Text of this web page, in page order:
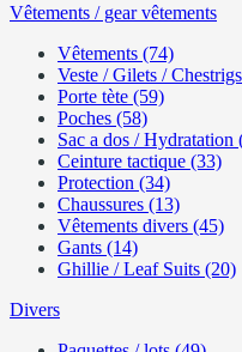
Vêtements / gear vêtements
Vêtements (74)
Veste / Gilets /
Porte tète (59)
Poches (58)
Sac a dos / Hydratation
Ceinture tactique (33)
Protection (34)
Chaussures (13)
Vêtements divers (45)
Gants (14)
Ghillie / Leaf Suits (20)
Divers